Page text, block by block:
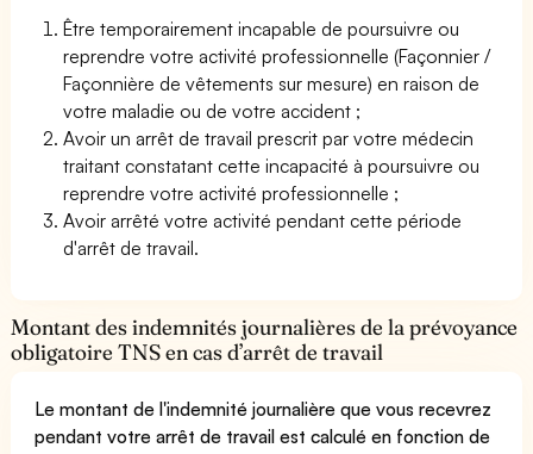
Être temporairement incapable de poursuivre ou
reprendre votre activité professionnelle (Façonnier /
Façonnière de vêtements sur mesure) en raison de
votre maladie ou de votre accident ;
Avoir un arrêt de travail prescrit par votre médecin
traitant constatant cette incapacité à poursuivre ou
reprendre votre activité professionnelle ;
Avoir arrêté votre activité pendant cette période
d'arrêt de travail.
Montant des indemnités journalières de la prévoyance
obligatoire TNS en cas d’arrêt de travail
Le montant de l'indemnité journalière que vous recevrez
pendant votre arrêt de travail est calculé en fonction de